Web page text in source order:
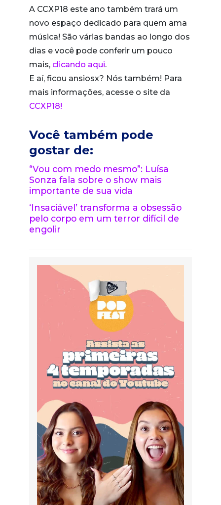
A CCXP18 este ano também trará um
novo espaço dedicado para quem ama
música! São várias bandas ao longo dos
dias e você pode conferir um pouco
mais, clicando aqui.
E aí, ficou ansiosx? Nós também! Para
mais informações, acesse o site da
CCXP18!
Você também pode
gostar de:
“Vou com medo mesmo”: Luísa
Sonza fala sobre o show mais
importante de sua vida
‘Insaciável’ transforma a obsessão
pelo corpo em um terror difícil de
engolir